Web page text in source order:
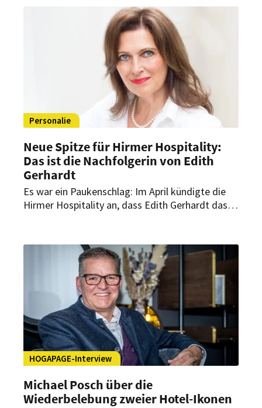
man nun auch einen Executive Chef für die
Restaurants der beiden Häuser gefunden. Im
Interview mit HOGAPAGE spricht er über das
kulinarische Konzept und seine Vision für die
Zukunft der gastronomischen Einrichtungen in
den beiden Hotels.
Personalie
Neue Spitze für Hirmer Hospitality:
Das ist die Nachfolgerin von Edith
Gerhardt
Es war ein Paukenschlag: Im April kündigte die
Hirmer Hospitality an, dass Edith Gerhardt das
Fußstapfen tritt.
HOGAPAGE-Interview
Michael Posch über die
Wiederbelebung zweier Hotel-Ikonen